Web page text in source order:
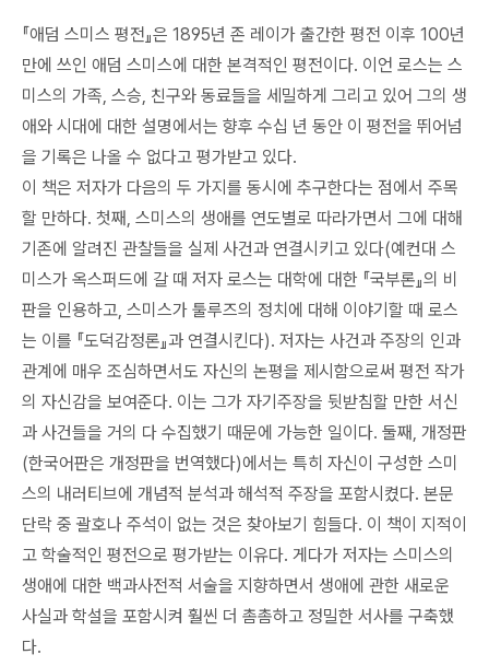
『애덤 스미스 평전』은 1895년 존 레이가 출간한 평전 이후 100년
만에 쓰인 애덤 스미스에 대한 본격적인 평전이다. 이언 로스는 스
미스의 가족, 스승, 친구와 동료들을 세밀하게 그리고 있어 그의 생
애와 시대에 대한 설명에서는 향후 수십 년 동안 이 평전을 뛰어넘
을 기록은 나올 수 없다고 평가받고 있다.
이 책은 저자가 다음의 두 가지를 동시에 추구한다는 점에서 주목
할 만하다. 첫째, 스미스의 생애를 연도별로 따라가면서 그에 대해
기존에 알려진 관찰들을 실제 사건과 연결시키고 있다(예컨대 스
미스가 옥스퍼드에 갈 때 저자 로스는 대학에 대한 『국부론』의 비
판을 인용하고, 스미스가 툴루즈의 정치에 대해 이야기할 때 로스
는 이를 『도덕감정론』과 연결시킨다). 저자는 사건과 주장의 인과
관계에 매우 조심하면서도 자신의 논평을 제시함으로써 평전 작가
의 자신감을 보여준다. 이는 그가 자기주장을 뒷받침할 만한 서신
과 사건들을 거의 다 수집했기 때문에 가능한 일이다. 둘째, 개정판
(한국어판은 개정판을 번역했다)에서는 특히 자신이 구성한 스미
스의 내러티브에 개념적 분석과 해석적 주장을 포함시켰다. 본문
단락 중 괄호나 주석이 없는 것은 찾아보기 힘들다. 이 책이 지적이
고 학술적인 평전으로 평가받는 이유다. 게다가 저자는 스미스의
생애에 대한 백과사전적 서술을 지향하면서 생애에 관한 새로운
사실과 학설을 포함시켜 훨씬 더 촘촘하고 정밀한 서사를 구축했
다.